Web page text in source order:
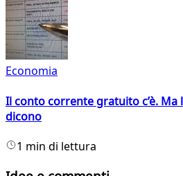
Economia
Il conto corrente gratuito c’è. Ma
dicono
1 min di lettura